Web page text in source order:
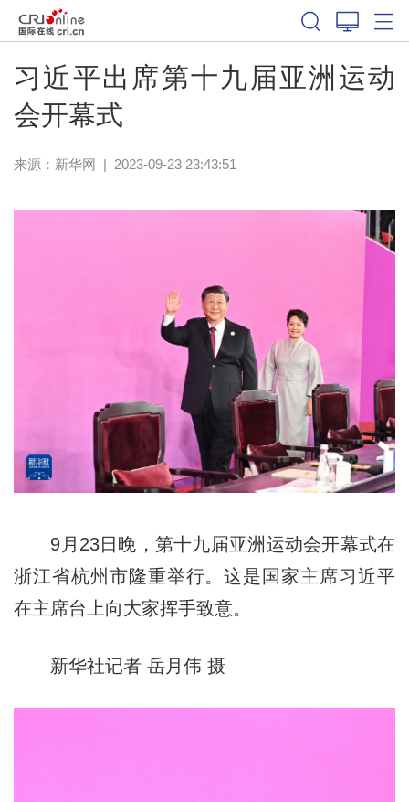
习近平出席第十九届亚洲运动
会开幕式
来源： 新华网 | 2023-09-23 23:43:51
9月23日晚，第十九届亚洲运动会开幕式在
浙江省杭州市隆重举行。这是国家主席习近平
在主席台上向大家挥手致意。
新华社记者 岳月伟 摄